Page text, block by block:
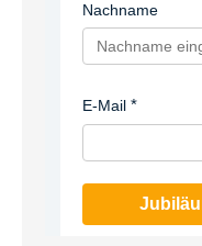
Nachname
E-Mail